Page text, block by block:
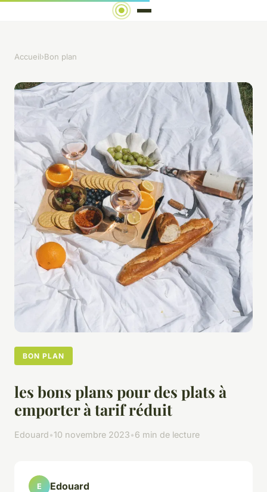
Accueil›Bon plan
BON PLAN
les bons plans pour des plats à
emporter à tarif réduit
Edouard•10 novembre 2023•6 min de lecture
E Edouard